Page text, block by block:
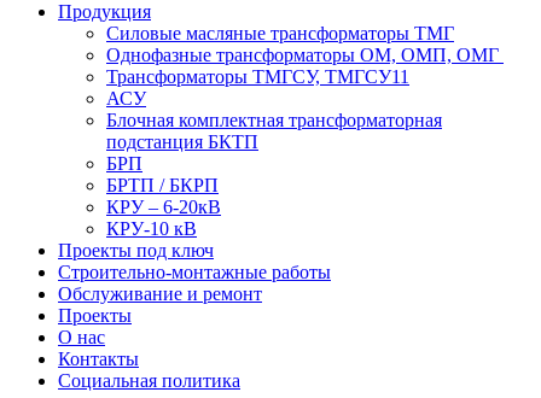
Продукция
Силовые масляные трансформаторы ТМГ
Однофазные трансформаторы ОМ, ОМП, ОМГ
Трансформаторы ТМГСУ, ТМГСУ11
АСУ
Блочная комплектная трансформаторная
подстанция БКТП
БРП
БРТП / БКРП
КРУ – 6-20кВ
КРУ-10 кВ
Проекты под ключ
Строительно-монтажные работы
Обслуживание и ремонт
Проекты
О нас
Контакты
Социальная политика